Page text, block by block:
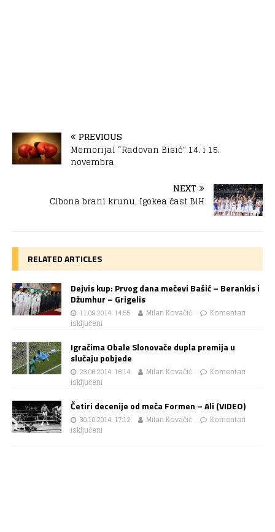
PREVIOUS
Memorijal “Radovan Bisić” 14. i 15.
novembra
NEXT
Cibona brani krunu, Igokea čast BiH
RELATED ARTICLES
Dejvis kup: Prvog dana mečevi Bašić – Berankis i
Džumhur – Grigelis
11.09.2014. 14:55 Milan Kovačić
Komentari
isključeni
Igračima Obale Slonovače dupla premija u
slučaju pobjede
23.06.2014. 16:14 Milan Kovačić
Komentari
isključeni
Četiri decenije od meča Formen – Ali (VIDEO)
30.10.2014. 17:12 Milan Kovačić
Komentari
isključeni